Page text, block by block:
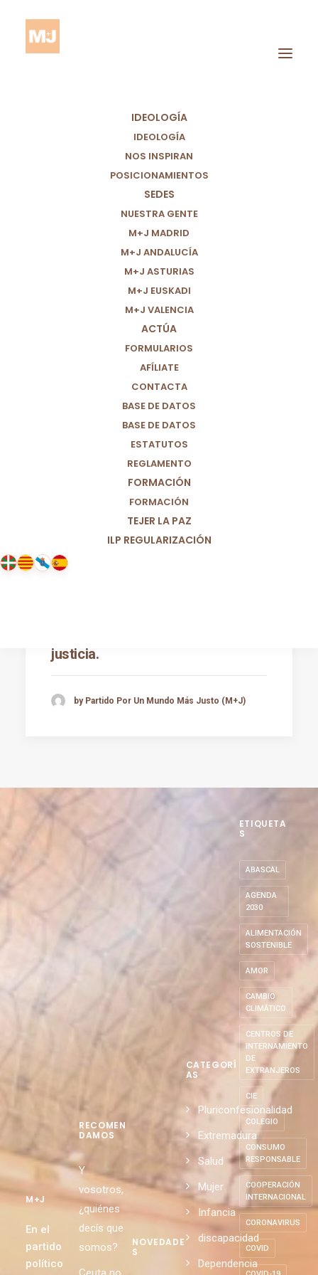
IDEOLOGÍA
IDEOLOGÍA
NOS INSPIRAN
POSICIONAMIENTOS
SEDES
NUESTRA GENTE
M+J MADRID
M+J ANDALUCÍA
M+J ASTURIAS
M+J EUSKADI
M+J VALENCIA
ACTÚA
FORMULARIOS
AFÍLIATE
CONTACTA
BASE DE DATOS
BASE DE DATOS
ESTATUTOS
REGLAMENTO
FORMACIÓN
FORMACIÓN
TEJER LA PAZ
ILP REGULARIZACIÓN
Vecinos
justicia.
by Partido Por Un Mundo Más Justo (M+J)
M+J
En el
partido
político
RECOMEN
DAMOS
Y
vosotros,
¿quiénes
decís que
somos?
NOVEDADE
S
CATEGORÍ
AS
Pluriconfesionalidad
Extremadura
Salud
Mujer
Infancia
discapacidad
Dependencia
ETIQUETA
S
ABASCAL
AGENDA
2030
ALIMENTACIÓN
SOSTENIBLE
AMOR
CAMBIO
CLIMÁTICO
CENTROS DE
INTERNAMIENTO
DE
EXTRANJEROS
CIE
COLEGIO
CONSUMO
RESPONSABLE
COOPERACIÓN
INTERNACIONAL
CORONAVIRUS
COVID